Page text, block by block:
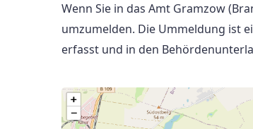
Wenn Sie in das Amt Gramzow
umzumelden. Die Ummeldung ist
erfasst und in den